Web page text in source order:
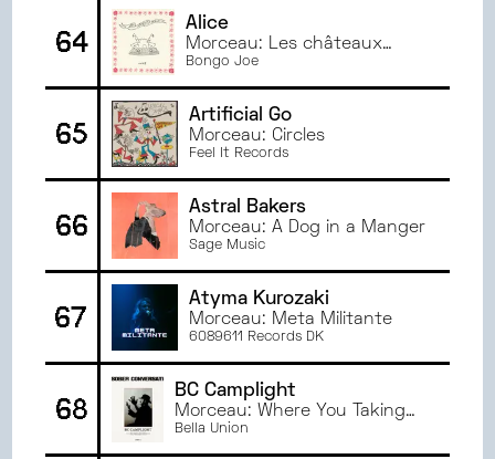
64
Alice
Morceau: Les châteaux
faibles
Bongo Joe
65
Artificial Go
Morceau: Circles
Feel It Records
66
Astral Bakers
Morceau: A Dog in a Manger
Sage Music
67
Atyma Kurozaki
Morceau: Meta Militante
6089611 Records DK
68
BC Camplight
Morceau: Where You Taking
My Baby?
Bella Union